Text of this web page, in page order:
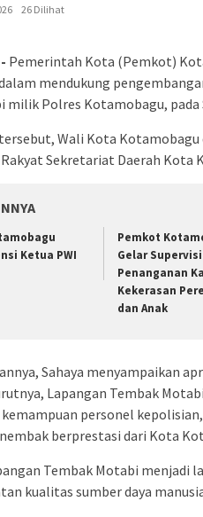
26 Dilihat
Pemerintah Kota (Pemkot)
mendukung
milik Polres Kotamobagu, pada
Wali Kota
Sekretariat Daerah Kota
Ketua PWI
Pemkot
Gelar Supervisi
Penanganan
Kekerasan
dan Anak
Sahaya menyampaikan
Lapangan Tembak
personel
berprestasi dari Kota
Tembak Motabi
kualitas sumber daya